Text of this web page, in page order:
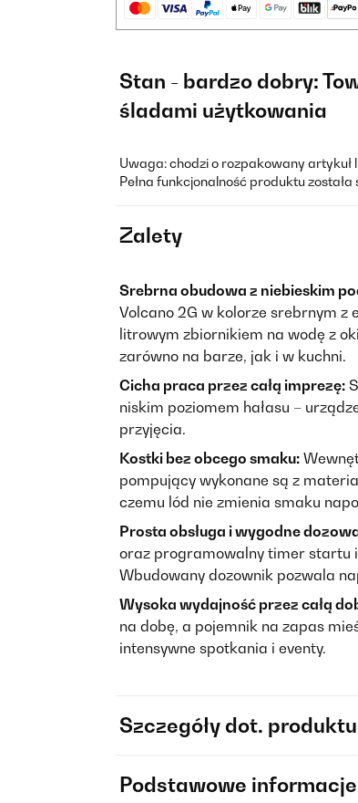
Stan - bardzo dobry:
śladami użytkowania
Uwaga: chodzi o rozpakowany
Pełna funkcjonalność produktu
Zalety
Srebrna obudowa z niebieskim
Volcano 2G w kolorze srebrnym z
litrowym zbiornikiem na wodę z
zarówno na barze, jak i w kuchni.
Cicha praca przez całą imprezę:
niskim poziomem hałasu –
przyjęcia.
Kostki bez obcego smaku:
pompujący wykonane są z
czemu lód nie zmienia smaku
Prosta obsługa i wygodne
oraz programowalny timer startu
Wbudowany dozownik pozwala
Wysoka wydajność przez całą
na dobę, a pojemnik na zapas
intensywne spotkania i eventy.
Szczegóły dot. produktu
Podstawowe informacje